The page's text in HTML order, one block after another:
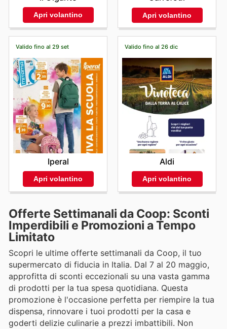
Apri volantino Apri volantino
Valido fino al 29 set
Iperal
Apri volantino
Valido fino al 26 dic
Aldi
Apri volantino
Offerte Settimanali da Coop: Sconti
Imperdibili e Promozioni a Tempo
Limitato
Scopri le ultime offerte settimanali da Coop, il tuo
supermercato di fiducia in Italia. Dal 7 al 20 maggio,
approfitta di sconti eccezionali su una vasta gamma
di prodotti per la tua spesa quotidiana. Questa
promozione è l'occasione perfetta per riempire la tua
dispensa, rinnovare i tuoi prodotti per la casa e
goderti delizie culinarie a prezzi imbattibili. Non